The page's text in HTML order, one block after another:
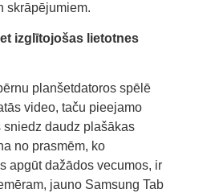
skrāpējumiem.
izglītojošas lietotnes
planšetdatoros spēlē
video, taču pieejamo
sniedz daudz plašākas
no prasmēm, ko
apgūt dažādos vecumos, ir
jauno Samsung Tab